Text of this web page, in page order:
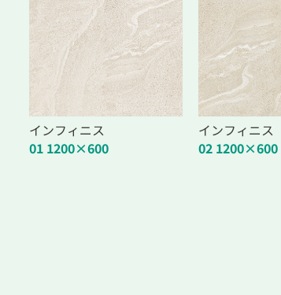
インフィニス
01 1200×600
インフィニス
02 1200×600